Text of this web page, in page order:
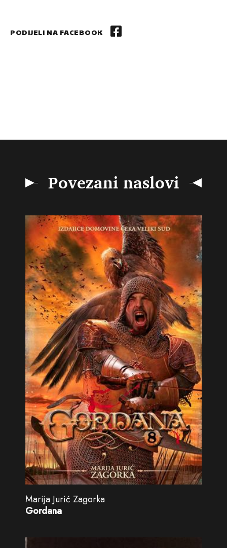
PODIJELI NA FACEBOOK
Povezani naslovi
Marija Jurić Zagorka
Gordana